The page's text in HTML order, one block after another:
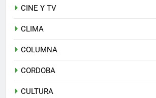
CINE Y TV
CLIMA
COLUMNA
CORDOBA
CULTURA